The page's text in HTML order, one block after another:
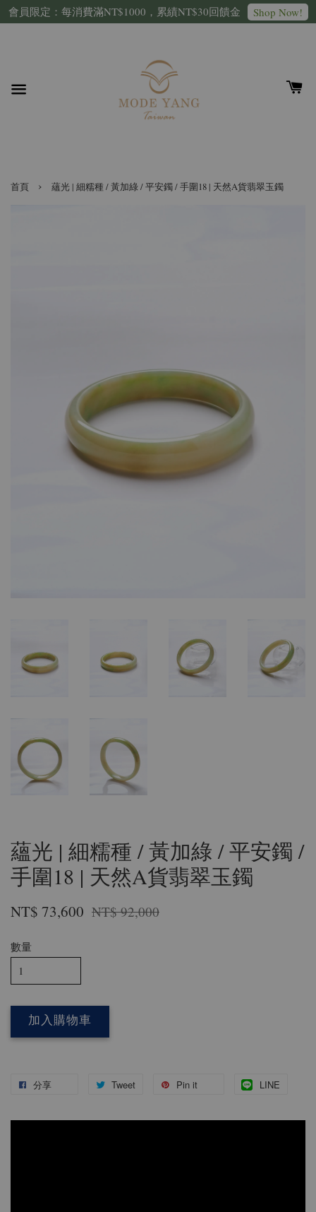
會員限定：每消費滿NT$1000，累績NT$30回饋金 Shop Now!
首頁 › 蘊光 | 細糯種 / 黃加綠 / 平安鐲 / 手圍18 | 天然A貨翡翠玉鐲
蘊光 | 細糯種 / 黃加綠 / 平安鐲 /
手圍18 | 天然A貨翡翠玉鐲
NT$ 73,600 NT$ 92,000
數量
加入購物車
分享 Tweet Pin it LINE